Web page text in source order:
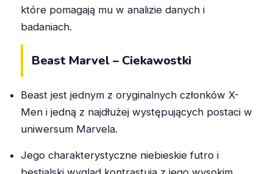
które pomagają mu w analizie danych i
badaniach.
Beast Marvel – Ciekawostki
Beast jest jednym z oryginalnych członków X-
Men i jedną z najdłużej występujących postaci w
uniwersum Marvela.
Jego charakterystyczne niebieskie futro i